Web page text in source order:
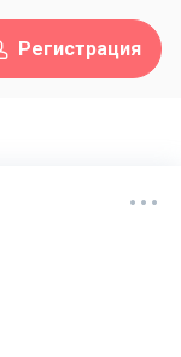
Регистрация